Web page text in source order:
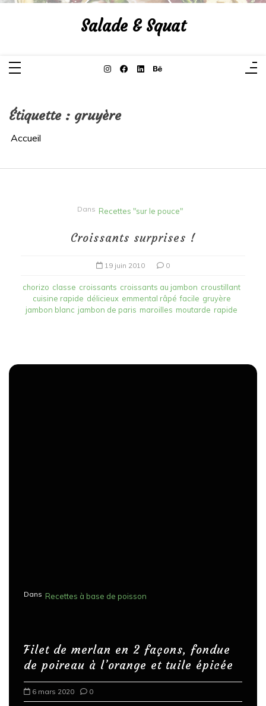
Aller
Salade & Squat
Étiquette : gruyère
Accueil
Dans Recettes "sur le pouce"
Croissants surprises !
19 juin 2010 0
chorizo classe croissants croissants au jambon croustillant
cuisine rapide délicieux emmental râpé facile gruyère
jambon blanc jambon de paris maroilles moutarde rapide
Dans Recettes à base de poisson
Filet de merlan en 2 façons, fondue
de poireau à l’orange et tuile épicée
6 mars 2020 0